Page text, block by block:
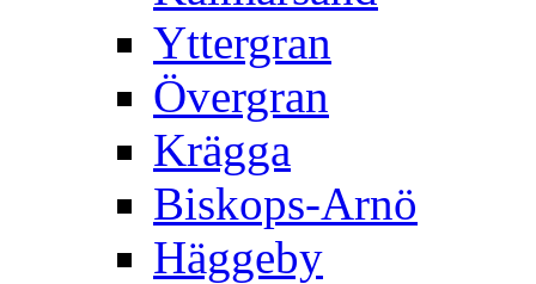
Yttergran
Övergran
Krägga
Biskops-Arnö
Häggeby